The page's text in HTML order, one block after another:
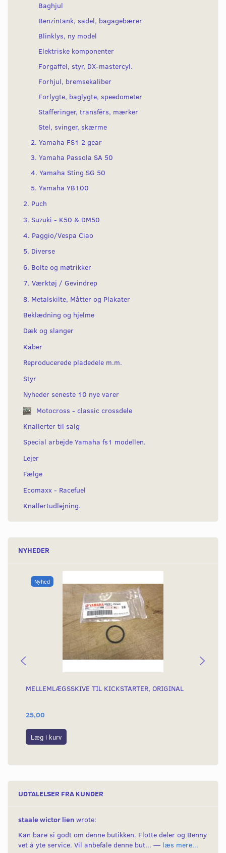
Baghjul
Benzintank, sadel, bagagebærer
Blinklys, ny model
Elektriske komponenter
Forgaffel, styr, DX-mastercyl.
Forhjul, bremsekaliber
Forlygte, baglygte, speedometer
Stafferinger, transférs, mærker
Stel, svinger, skærme
2. Yamaha FS1 2 gear
3. Yamaha Passola SA 50
4. Yamaha Sting SG 50
5. Yamaha YB100
2. Puch
3. Suzuki - K50 & DM50
4. Paggio/Vespa Ciao
5. Diverse
6. Bolte og møtrikker
7. Værktøj / Gevindrep
8. Metalskilte, Måtter og Plakater
Beklædning og hjelme
Dæk og slanger
Kåber
Reproducerede pladedele m.m.
Styr
Nyheder seneste 10 nye varer
Motocross - classic crossdele
Knallerter til salg
Special arbejde Yamaha fs1 modellen.
Lejer
Fælge
Ecomaxx - Racefuel
Knallertudlejning.
NYHEDER
Nyhed
MELLEMLÆGSSKIVE TIL KICKSTARTER, ORIGINAL
25,00
Læg i kurv
UDTALELSER FRA KUNDER
staale wictor lien wrote:
Kan bare si godt om denne butikken. Flotte deler og Benny
vet å yte service. Vil anbefale denne but... — læs mere...